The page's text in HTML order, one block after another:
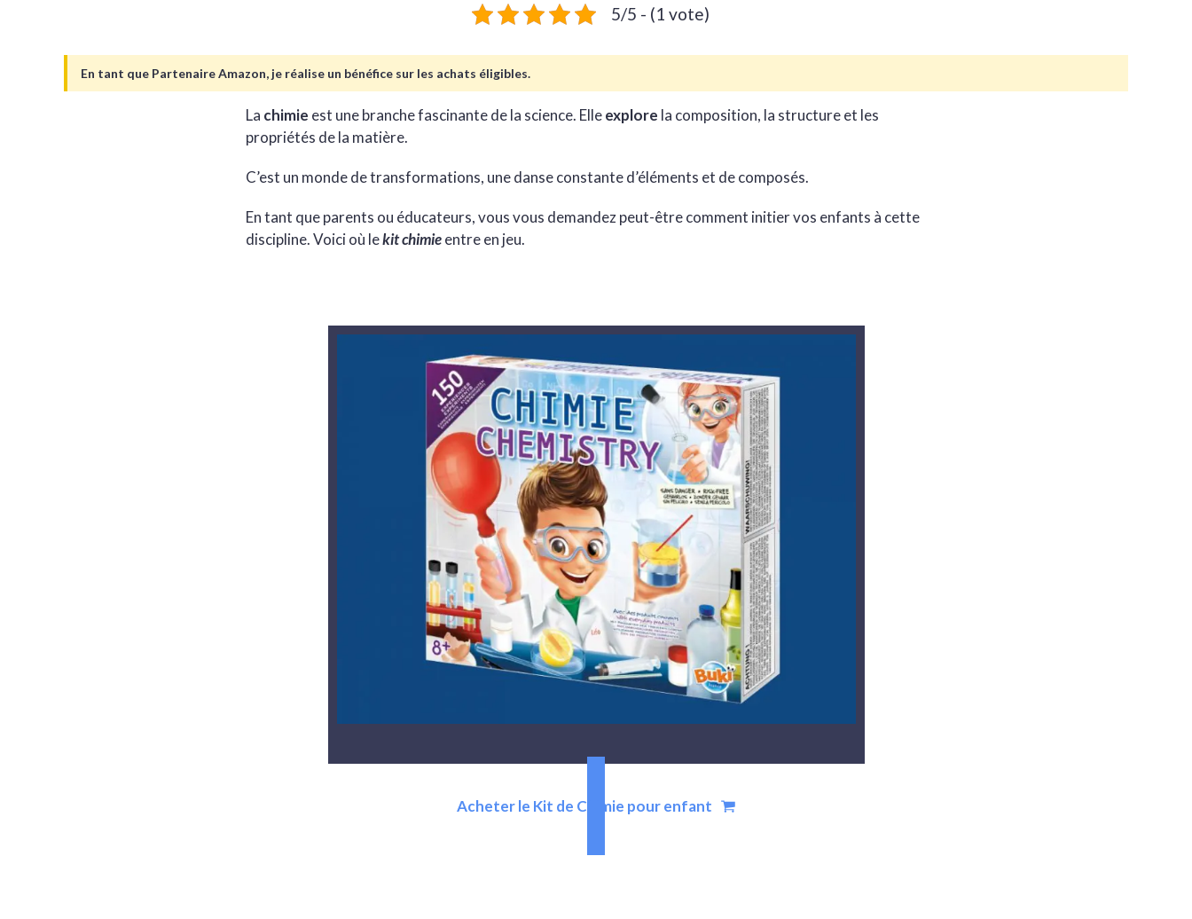
5/5 - (1 vote)
En tant que Partenaire Amazon, je réalise un bénéfice sur les achats éligibles.
La chimie est une branche fascinante de la science. Elleexplore la composition, la structure et les
propriétés de la matière.
C’est un monde de transformations, une danse constante d’éléments et de composés.
En tant que parents ou éducateurs, vous vous demandez peut-être comment initier vos enfants à cette
discipline. Voici où lekit chimieentre en jeu.
Acheter le Kit de Chimie pour enfant